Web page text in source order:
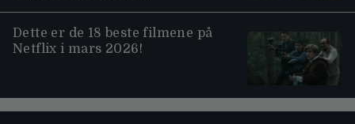
Dette er de 18 beste filmene på
Netflix i mars 2026!